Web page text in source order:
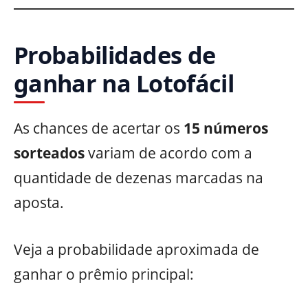
Probabilidades de
ganhar na Lotofácil
As chances de acertar os 15 números
sorteadosvariam de acordo com a
quantidade de dezenas marcadas na
aposta.
Veja a probabilidade aproximada de
ganhar o prêmio principal: